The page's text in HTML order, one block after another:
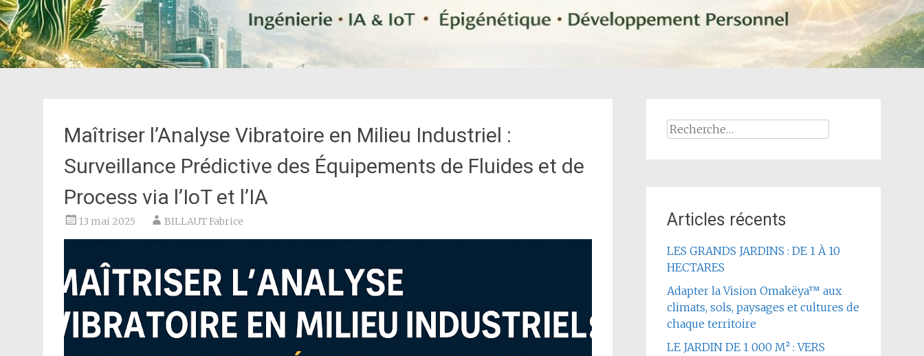
Maîtriser l’Analyse Vibratoire en Milieu Industriel :
Surveillance Prédictive des Équipements de Fluides et de
Process via l’IoT et l’IA
13 mai 2025 BILLAUT Fabrice
Rechercher :
Articles récents
LES GRANDS JARDINS : DE 1 À 10
HECTARES
Adapter la Vision Omakëya™ aux
climats, sols, paysages et cultures de
chaque territoire
LE JARDIN DE 1 000 M² : VERS